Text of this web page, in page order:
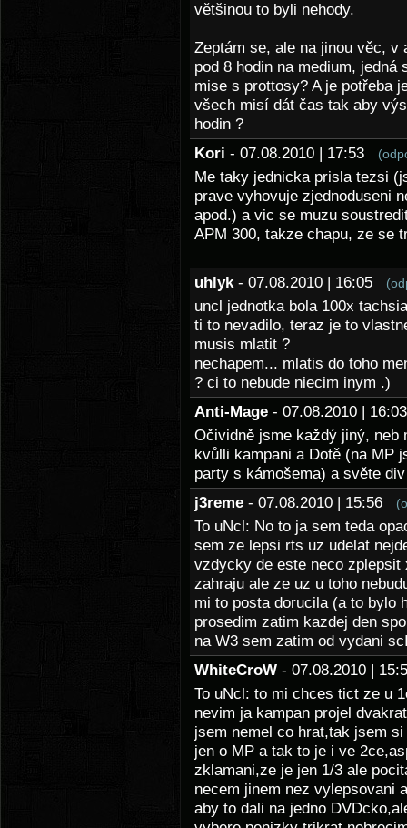
většinou to byli nehody.
Zeptám se, ale na jinou věc, v
pod 8 hodin na medium, jedná
mise s prottosy? A je potřeba
všech misí dát čas tak aby
hodin ?
Kori - 07.08.2010 | 17:53
Me taky jednicka prisla tezsi
prave vyhovuje zjednoduseni
apod.) a vic se muzu
APM 300, takze chapu, ze se
uhlyk - 07.08.2010 | 16:05
uncl jednotka bola 100x
ti to nevadilo, teraz je to
musis mlatit ?
nechapem... mlatis do toho
? ci to nebude niecim inym .)
Anti-Mage - 07.08.2010 |
Očividně jsme každý jiný, neb
kvůlli kampani a Dotě (na MP
party s kámošema) a světe
j3reme - 07.08.2010 | 15:56
To uNcl: No to ja sem teda
sem ze lepsi rts uz udelat
vzdycky de este neco
zahraju ale ze uz u toho
mi to posta dorucila (a to bylo
prosedim zatim kazdej den
na W3 sem zatim od vydani
WhiteCroW - 07.08.2010 |
To uNcl: to mi chces tict ze u
nevim ja kampan projel
jsem nemel co hrat,tak jsem
jen o MP a tak to je i ve
zklamani,ze je jen 1/3 ale
necem jinem nez vylepsovani
aby to dali na jedno